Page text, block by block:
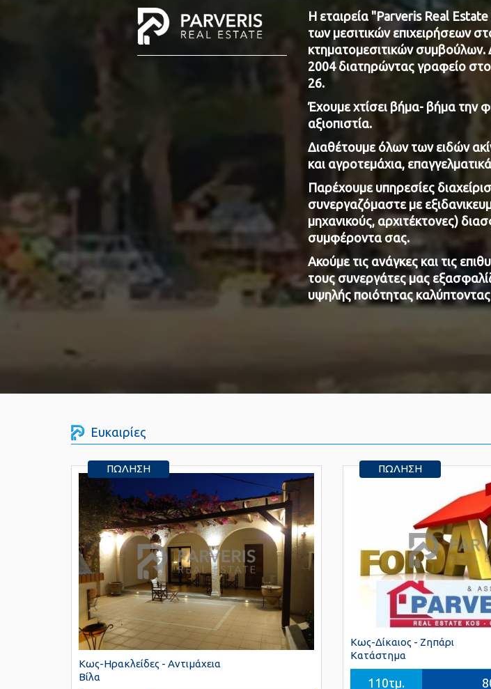
Η εταιρεία "Parveris Real
των μεσιτικών επιχειρήσεων
κτηματομεσιτικών
2004 διατηρώντας γραφείο
26.
Έχουμε χτίσει βήμα- βήμα την
αξιοπιστία.
Διαθέτουμε όλων των ειδών
και αγροτεμάχια,
Παρέχουμε υπηρεσίες
συνεργαζόμαστε με
μηχανικούς, αρχιτέκτονες)
συμφέροντα σας.
Ακούμε τις ανάγκες και τις
τους συνεργάτες μας
υψηλής ποιότητας
Ευκαιρίες
ΠΏΛΗΣΗ
Κως-Ηρακλείδες - Αντιμάχεια
Βίλα
ΠΏΛΗΣΗ
Κως-Δίκαιος - Ζηπάρι
Κατάστημα
110τμ.